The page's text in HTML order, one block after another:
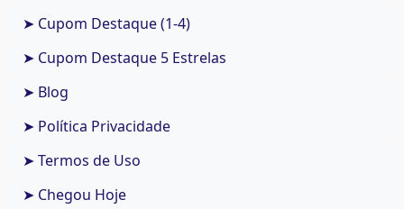
➤ Cupom Destaque (1-4)
➤ Cupom Destaque 5 Estrelas
➤ Blog
➤ Política Privacidade
➤ Termos de Uso
➤ Chegou Hoje